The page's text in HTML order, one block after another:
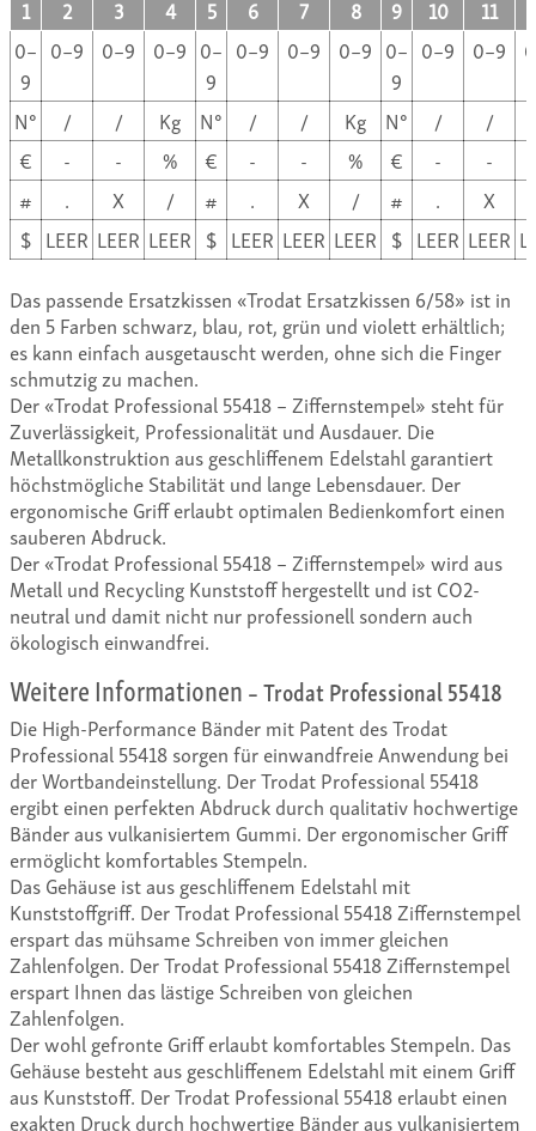
1 2 3 4 5 6 7 8 9 10 11
0–
9
0–9 0–9 0–9 0–
9
0–9 0–9 0–9 0–
9
0–9 0–9
N° / / Kg N° / / Kg N° / /
€
- - % € - - % € - -
#
. X / # . X / # .
X
$ LEER LEER LEER $ LEER LEER LEER $ LEER LEER
Das passende Ersatzkissen «Trodat Ersatzkissen 6/58» ist in
den 5 Farben schwarz, blau, rot, grün und violett erhältlich;
es kann einfach ausgetauscht werden, ohne sich die Finger
schmutzig zu machen.
Der «Trodat Professional 55418 – Ziffernstempel» steht für
Zuverlässigkeit, Professionalität und Ausdauer. Die
Metallkonstruktion aus geschliffenem Edelstahl garantiert
höchstmögliche Stabilität und lange Lebensdauer. Der
ergonomische Griff erlaubt optimalen Bedienkomfort einen
sauberen Abdruck.
Der «Trodat Professional 55418 – Ziffernstempel» wird aus
Metall und Recycling Kunststoff hergestellt und ist CO2-
neutral und damit nicht nur professionell sondern auch
ökologisch einwandfrei.
Weitere Informationen– Trodat Professional 55418
Die High-Performance Bänder mit Patent des Trodat
Professional 55418 sorgen für einwandfreie Anwendung bei
der Wortbandeinstellung. Der Trodat Professional 55418
ergibt einen perfekten Abdruck durch qualitativ hochwertige
Bänder aus vulkanisiertem Gummi. Der ergonomischer Griff
ermöglicht komfortables Stempeln.
Das Gehäuse ist aus geschliffenem Edelstahl mit
Kunststoffgriff. Der Trodat Professional 55418 Ziffernstempel
erspart das mühsame Schreiben von immer gleichen
Zahlenfolgen. Der Trodat Professional 55418 Ziffernstempel
erspart Ihnen das lästige Schreiben von gleichen
Zahlenfolgen.
Der wohl gefronte Griff erlaubt komfortables Stempeln. Das
Gehäuse besteht aus geschliffenem Edelstahl mit einem Griff
aus Kunststoff. Der Trodat Professional 55418 erlaubt einen
exakten Druck durch hochwertige Bänder aus vulkanisiertem